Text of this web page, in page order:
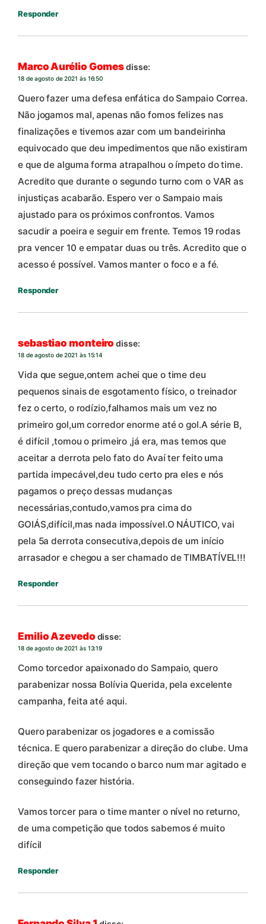
Responder
Marco Aurélio Gomesdisse:
18 de agosto de 2021 às 16:50
Quero fazer uma defesa enfática do Sampaio Correa.
Não jogamos mal, apenas não fomos felizes nas
finalizações e tivemos azar com um bandeirinha
equivocado que deu impedimentos que não existiram
e que de alguma forma atrapalhou o ímpeto do time.
Acredito que durante o segundo turno com o VAR as
injustiças acabarão. Espero ver o Sampaio mais
ajustado para os próximos confrontos. Vamos
sacudir a poeira e seguir em frente. Temos 19 rodas
pra vencer 10 e empatar duas ou três. Acredito que o
acesso é possível. Vamos manter o foco e a fé.
Responder
sebastiao monteiro disse:
18 de agosto de 2021 às 15:14
Vida que segue,ontem achei que o time deu
pequenos sinais de esgotamento físico, o treinador
fez o certo, o rodízio,falhamos mais um vez no
primeiro gol,um corredor enorme até o gol.A série B,
é difícil ,tomou o primeiro ,já era, mas temos que
aceitar a derrota pelo fato do Avaí ter feito uma
partida impecável,deu tudo certo pra eles e nós
pagamos o preço dessas mudanças
necessárias,contudo,vamos pra cima do
GOIÁS,difícil,mas nada impossível.O NÁUTICO, vai
pela 5a derrota consecutiva,depois de um início
arrasador e chegou a ser chamado de TIMBATÍVEL!!!
Responder
Emilio Azevedo disse:
18 de agosto de 2021 às 13:19
Como torcedor apaixonado do Sampaio, quero
parabenizar nossa Bolívia Querida, pela excelente
campanha, feita até aqui.
Quero parabenizar os jogadores e a comissão
técnica. E quero parabenizar a direção do clube. Uma
direção que vem tocando o barco num mar agitado e
conseguindo fazer história.
Vamos torcer para o time manter o nível no returno,
de uma competição que todos sabemos é muito
difícil
Responder